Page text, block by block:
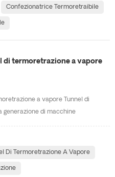
termoretraibile, termoretraibile per
Confezionatrice Termoretraibile
di termoretrazione a vapore
a vapore Tunnel di
generazione di macchine
da regolare. Può essere utilizzato
di produzione. Utilizzando la
Di Termoretrazione A Vapore